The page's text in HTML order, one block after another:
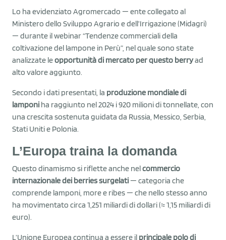
Lo ha evidenziato Agromercado — ente collegato al
Ministero dello Sviluppo Agrario e dell’Irrigazione (Midagri)
— durante il webinar “Tendenze commerciali della
coltivazione del lampone in Perù”, nel quale sono state
analizzate leopportunità di mercato per questo berryad
alto valore aggiunto.
Secondo i dati presentati, la produzione mondiale di
lamponi ha raggiunto nel 2024 i 920 milioni di tonnellate, con
una crescita sostenuta guidata da Russia, Messico, Serbia,
Stati Uniti e Polonia.
L’Europa traina la domanda
Questo dinamismo si riflette anche nelcommercio
internazionale dei berries surgelati — categoria che
comprende lamponi, more e ribes — che nello stesso anno
ha movimentato circa 1,251 miliardi di dollari (≈ 1,15 miliardi di
euro).
L’Unione Europea continua a essere il principale polo di